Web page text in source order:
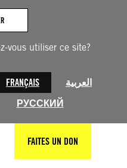
vous utiliser ce site?
FRANÇAIS
العربية
РУССКИЙ
FAITES UN DON